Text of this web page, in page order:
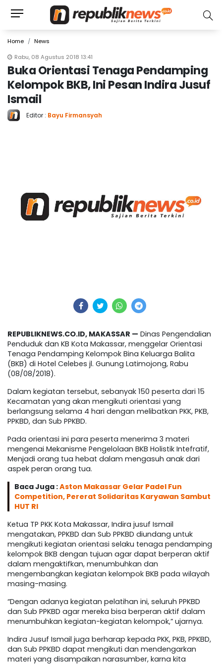
Home
News
Rabu, 08 Agustus 2018 13:41
Buka Orientasi Tenaga Pendamping
Kelompok BKB, Ini Pesan Indira Jusuf
Ismail
Editor : Bayu Firmansyah
REPUBLIKNEWS.CO.ID, MAKASSAR — Dinas Pengendalian
Penduduk dan KB Kota Makassar, menggelar Orientasi
Tenaga Pendamping Kelompok Bina Keluarga Balita
(BKB) di Hotel Celebes jl. Gunung Latimojong, Rabu
(08/08/2018).
Dalam kegiatan tersebut, sebanyak 150 peserta dari 15
Kecamatan yang akan mengikuti orientasi yang
berlangsung selama 4 hari dengan melibatkan PKK, PKB,
PPKBD, dan Sub PPKBD.
Pada orientasi ini para peserta menerima 3 materi
mengenai Mekanisme Pengelolaan BKB Holistik Intefratif,
Menjadi orang tua hebat dalam mengasuh anak dari
aspek peran orang tua.
Baca Juga :Aston Makassar Gelar Padel Fun
Competition, Pererat Solidaritas Karyawan Sambut
HUT RI
Ketua TP PKK Kota Makassar, Indira jusuf Ismail
mengatakan, PPKBD dan Sub PPKBD diundang untuk
mengikuti kegiatan orientasi selaku tenaga pendamping
kelompok BKB dengan tujuan agar dapat berperan aktif
dalam mengaktifkan, menumbuhkan dan
mengembangkan kegiatan kelompok BKB pada wilayah
masing-masing.
“Dengan adanya kegiatan pelatihan ini, seluruh PPKBD
dan Sub PPKBD agar mereka bisa berperan aktif dalam
menumbuhkan kegiatan-kegiatan kelompok,” ujarnya.
Indira Jusuf Ismail juga berharap kepada PKK, PKB, PPKBD,
dan Sub PPKBD dapat mengikuti dan mendengarkan
materi yang disampaikan narasumber, karna kita